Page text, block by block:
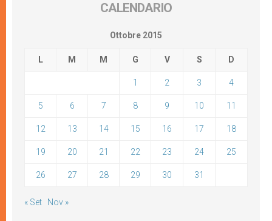
CALENDARIO
Ottobre 2015
L M M G V S D
1 2 3 4
5 6 7 8 9 10 11
12 13 14 15 16 17 18
19 20 21 22 23 24 25
26 27 28 29 30 31
« Set Nov »